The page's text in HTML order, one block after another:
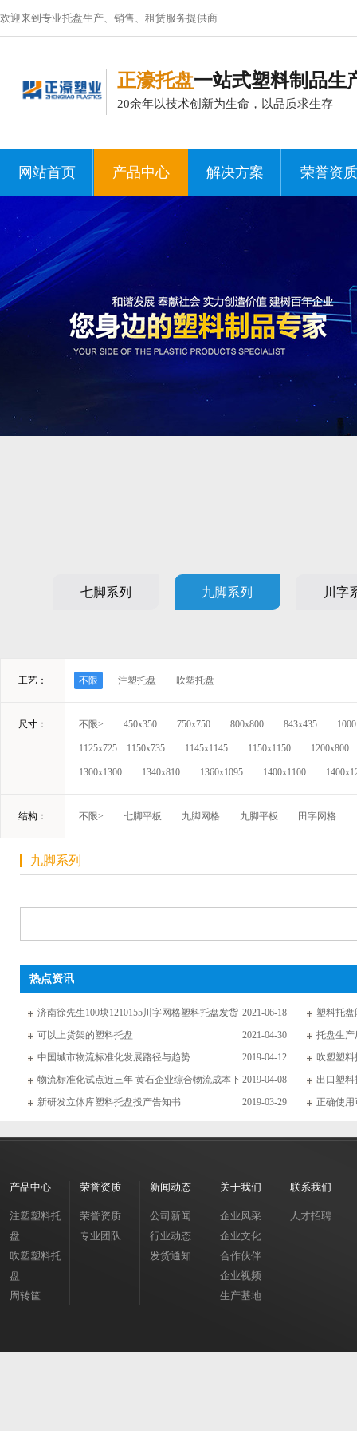
欢迎来到专业托盘生产、销售、租赁服务提供商
正濠托盘一站式塑料制品生
20余年以技术创新为生命，以品质求生存
网站首页 产品中心 解决方案 荣誉资质
七脚系列 九脚系列 川字
工艺： 不限 注塑托盘 吹塑托盘
尺寸： 不限> 450x350 750x750 800x800 843x435
1125x725 1150x735 1145x1145 1150x1150 1200x800
1300x1300 1340x810 1360x1095 1400x1100
结构： 不限> 七脚平板 九脚网格 九脚平板 田字网格
九脚系列
热点资讯
2021-06-18
济南徐先生100块1210155川字网格塑料托盘发货
通知
塑料托盘
2021-04-30
可以上货架的塑料托盘
托盘生产
2019-04-12
中国城市物流标准化发展路径与趋势
吹塑塑
2019-04-08
物流标准化试点近三年 黄石企业综合物流成本下
出口塑料
2019-03-29
新研发立体库塑料托盘投产告知书 正确使用
产品中心
注塑塑料托
盘
吹塑塑料托
盘
周转筐
荣誉资质
荣誉资质
专业团队
新闻动态
公司新闻
行业动态
发货通知
关于我们
企业风采
企业文化
合作伙伴
企业视频
生产基地
联系我们
人才招聘